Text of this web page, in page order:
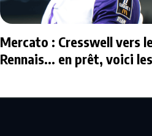
Mercato : Cresswell vers
Rennais... en prêt, voici